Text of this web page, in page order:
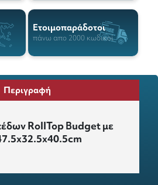
Ετοιμοπαράδοτοι
πάνω απο 2000 κωδικοί
Περιγραφή
RollTop Budget με